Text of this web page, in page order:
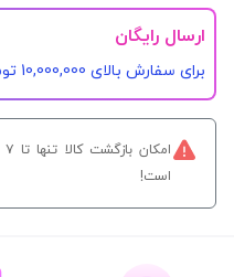
ارسال رایگان
برای سفارش‌ بالای 10,000,000 تومان
است!